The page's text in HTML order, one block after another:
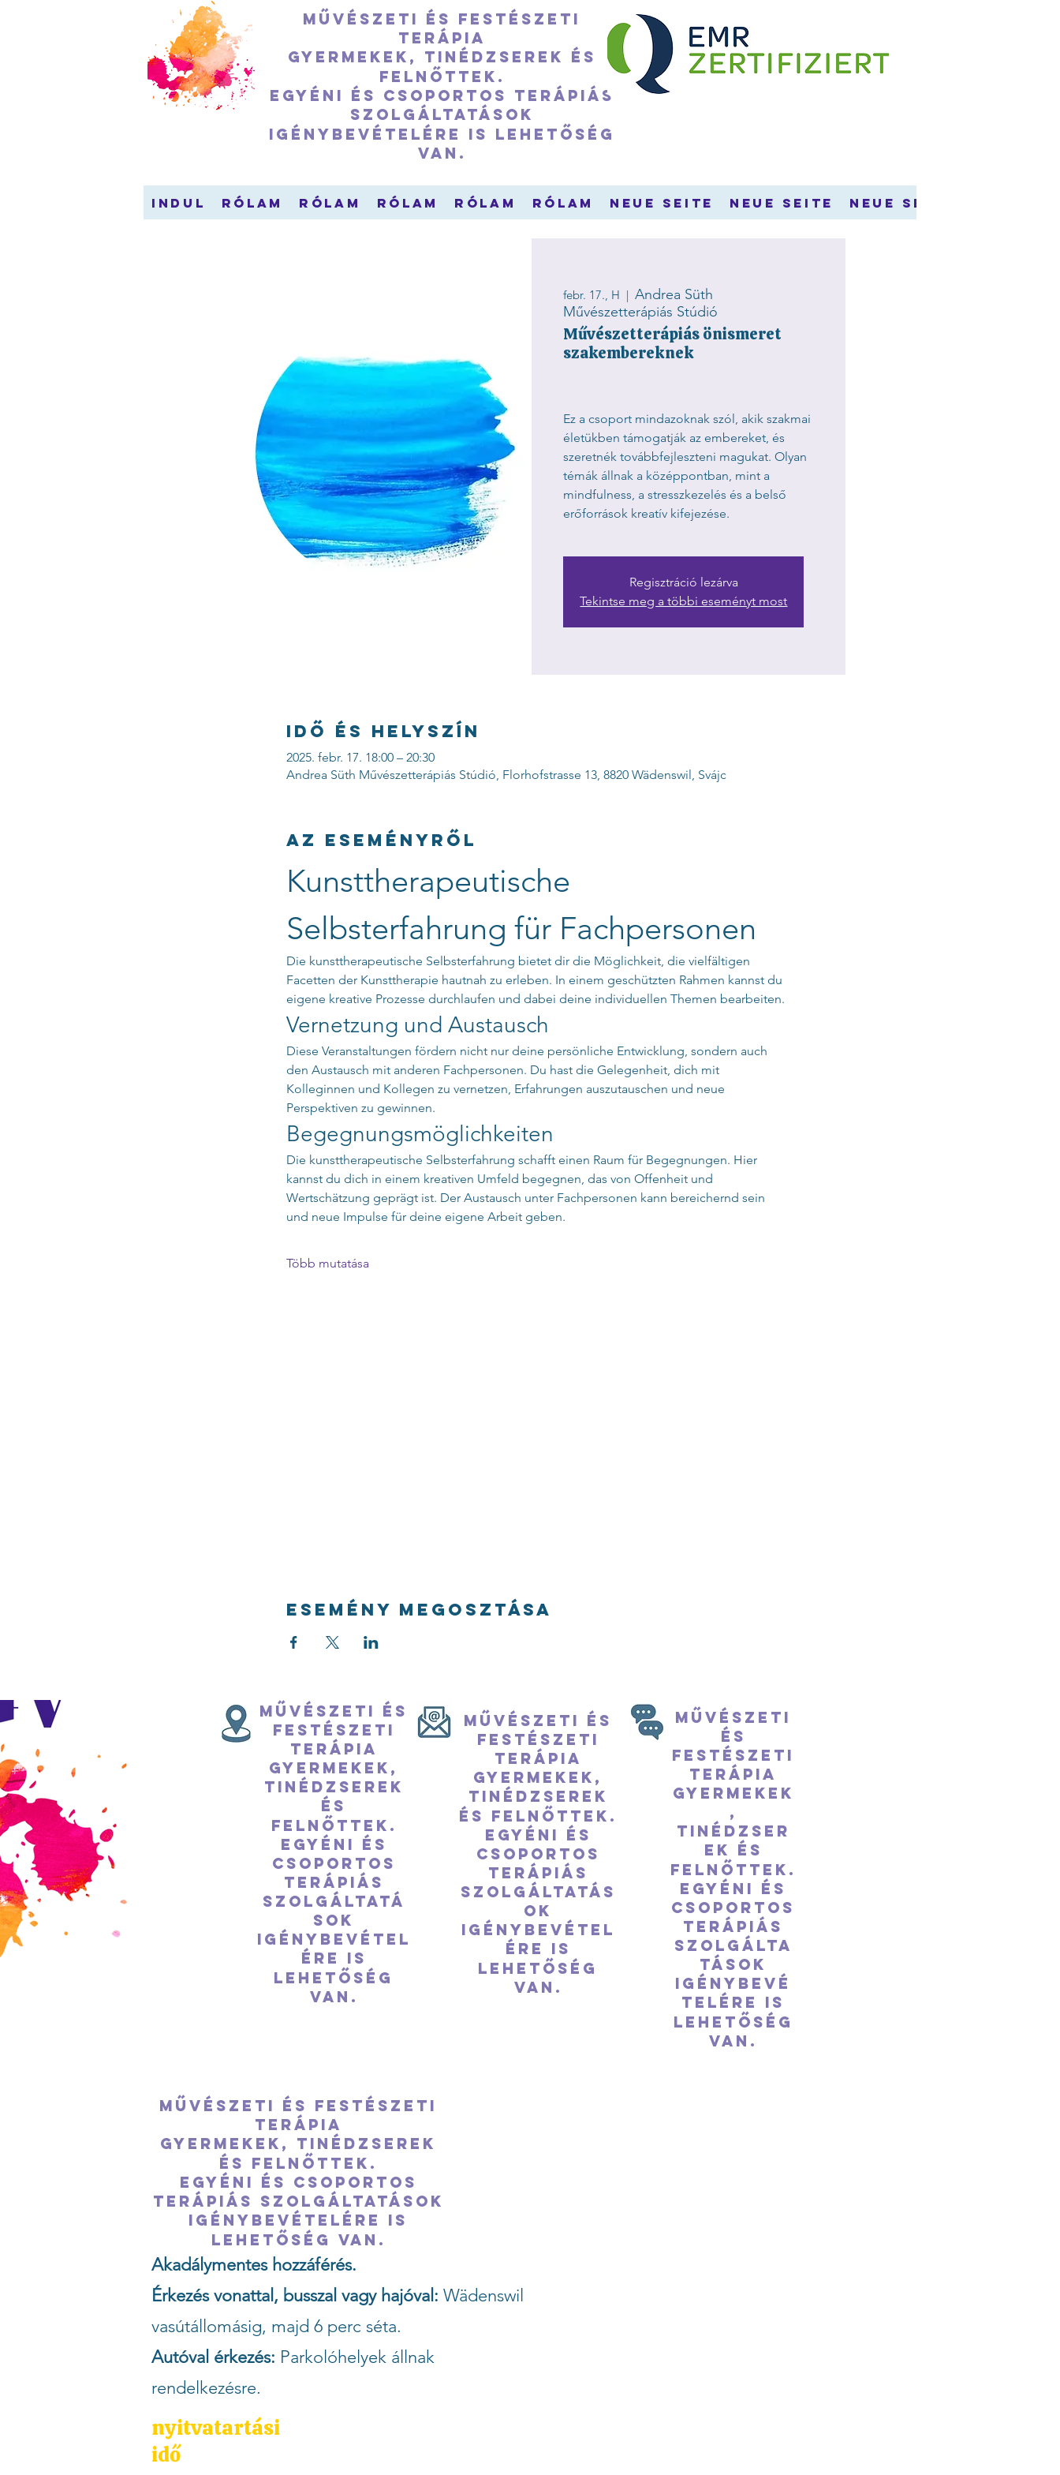
Művészeti és festészeti
terápia
Gyermekek, tinédzserek és
felnőttek.
Egyéni és csoportos terápiás
szolgáltatások
igénybevételére is lehetőség
van.
indul Rólam Rólam Rólam Rólam Rólam Neue Seite Neue Seite Neue Seite
febr. 17., H
  |
Andrea Süth
Művészetterápiás Stúdió
Művészetterápiás önismeret
szakembereknek
Ez a csoport mindazoknak szól, akik szakmai
életükben támogatják az embereket, és
szeretnék továbbfejleszteni magukat. Olyan
témák állnak a középpontban, mint a
mindfulness, a stresszkezelés és a belső
erőforrások kreatív kifejezése.
Regisztráció lezárva
Tekintse meg a többi eseményt most
Idő és helyszín
2025. febr. 17. 18:00 – 20:30
Andrea Süth Művészetterápiás Stúdió, Florhofstrasse 13, 8820 Wädenswil, Svájc
Az eseményről
Kunsttherapeutische
Selbsterfahrung für Fachpersonen
Die kunsttherapeutische Selbsterfahrung bietet dir die Möglichkeit, die vielfältigen
Facetten der Kunsttherapie hautnah zu erleben. In einem geschützten Rahmen kannst du
eigene kreative Prozesse durchlaufen und dabei deine individuellen Themen bearbeiten.
Vernetzung und Austausch
Diese Veranstaltungen fördern nicht nur deine persönliche Entwicklung, sondern auch
den Austausch mit anderen Fachpersonen. Du hast die Gelegenheit, dich mit
Kolleginnen und Kollegen zu vernetzen, Erfahrungen auszutauschen und neue
Perspektiven zu gewinnen.
Begegnungsmöglichkeiten
Die kunsttherapeutische Selbsterfahrung schafft einen Raum für Begegnungen. Hier
kannst du dich in einem kreativen Umfeld begegnen, das von Offenheit und
Wertschätzung geprägt ist. Der Austausch unter Fachpersonen kann bereichernd sein
und neue Impulse für deine eigene Arbeit geben.
Több mutatása
Esemény megosztása
Művészeti és
festészeti
terápia
Gyermekek,
tinédzserek
és
felnőttek.
Egyéni és
csoportos
terápiás
szolgáltatá
sok
igénybevétel
ére is
lehetőség
van.
Művészeti és
festészeti
terápia
Gyermekek,
tinédzserek
és felnőttek.
Egyéni és
csoportos
terápiás
szolgáltatás
ok
igénybevétel
ére is
lehetőség
van.
Művészeti
és
festészeti
terápia
Gyermekek
,
tinédzser
ek és
felnőttek.
Egyéni és
csoportos
terápiás
szolgálta
tások
igénybevé
telére is
lehetőség
van.
Művészeti és festészeti
terápia
Gyermekek, tinédzserek
és felnőttek.
Egyéni és csoportos
terápiás szolgáltatások
igénybevételére is
lehetőség van.
Akadálymentes hozzáférés.
Érkezés vonattal, busszal vagy hajóval: Wädenswil
vasútállomásig, majd 6 perc séta.
Autóval érkezés: Parkolóhelyek állnak
rendelkezésre.
nyitvatartási
idő